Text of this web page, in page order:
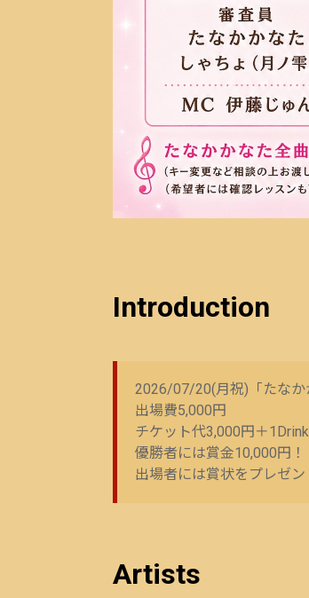
Introduction
2026/07/20(月祝)「たなか
出場費5,000円
チケット代3,000円＋
優勝者には賞金10,000円！
出場者には賞状をプレゼン
Artists